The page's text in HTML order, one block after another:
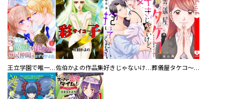
王立学園で唯一魔法が使えない庶民仲間のはずですよね～実は王子様で私を溺愛しているなんて告白はやめてください～佐伯かよの作品集 好きじゃないけど、抱いてください【電子単行本版／特典おまけ付き】 葬儀屋タケコ～あなたの最期、叶えます【電子単行本版】